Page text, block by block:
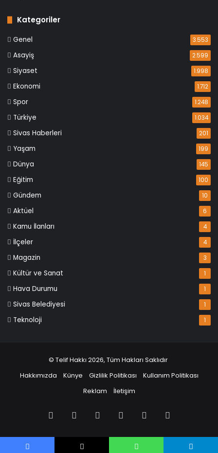
Kategoriler
Genel 3.553
Asayiş 2.599
Siyaset 1.998
Ekonomi 1.712
Spor 1.248
Türkiye 1.034
Sivas Haberleri 201
Yaşam 199
Dünya 145
Eğitim 100
Gündem 10
Aktüel 6
Kamu İlanları 4
İlçeler 4
Magazin 3
Kültür ve Sanat 1
Hava Durumu 1
Sivas Belediyesi 1
Teknoloji 1
© Telif Hakkı 2026, Tüm Hakları Saklıdır
Hakkımızda
Künye Gizlilik Politikası
Kullanım Politikası
Reklam
İletişim
Facebook PinterestLinkedInYouTube